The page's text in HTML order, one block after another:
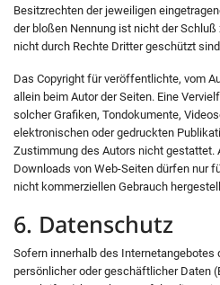
Besitzrechten der jeweiligen
der bloßen Nennung ist nicht der
nicht durch Rechte Dritter geschützt
Das Copyright für veröffentlichte, vom
allein beim Autor der Seiten. Eine
solcher Grafiken, Tondokumente,
elektronischen oder gedruckten
Zustimmung des Autors nicht gestattet.
Downloads von Web-Seiten dürfen nur
nicht kommerziellen Gebrauch
6. Datenschutz
Sofern innerhalb des Internetangebotes
persönlicher oder geschäftlicher Daten